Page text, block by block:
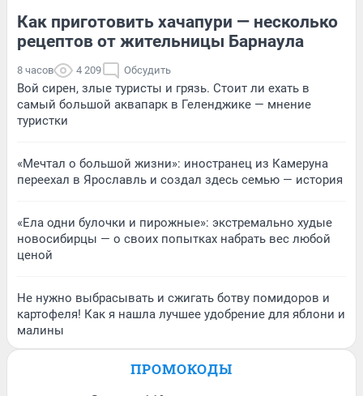
Как приготовить хачапури — несколько
рецептов от жительницы Барнаула
8 часов 4 209 Обсудить
Вой сирен, злые туристы и грязь. Стоит ли ехать в
самый большой аквапарк в Геленджике — мнение
туристки
«Мечтал о большой жизни»: иностранец из Камеруна
переехал в Ярославль и создал здесь семью — история
«Ела одни булочки и пирожные»: экстремально худые
новосибирцы — о своих попытках набрать вес любой
ценой
Не нужно выбрасывать и сжигать ботву помидоров и
картофеля! Как я нашла лучшее удобрение для яблони и
малины
ПРОМОКОДЫ